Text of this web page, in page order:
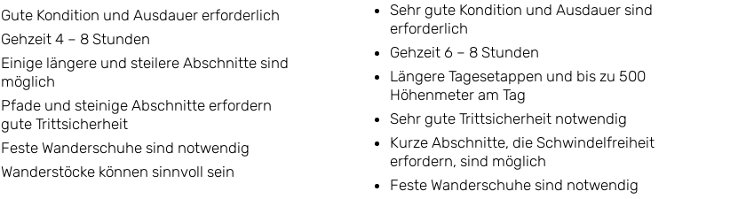
Gute Kondition und Ausdauer erforderlich
Gehzeit 4 – 8 Stunden
Einige längere und steilere Abschnitte sind
möglich
Pfade und steinige Abschnitte erfordern
gute Trittsicherheit
Feste Wanderschuhe sind notwendig
Wanderstöcke können sinnvoll sein
Sehr gute Kondition und Ausdauer sind
erforderlich
Gehzeit 6 – 8 Stunden
Längere Tagesetappen und bis zu 500
Höhenmeter am Tag
Sehr gute Trittsicherheit notwendig
Kurze Abschnitte, die Schwindelfreiheit
erfordern, sind möglich
Feste Wanderschuhe sind notwendig